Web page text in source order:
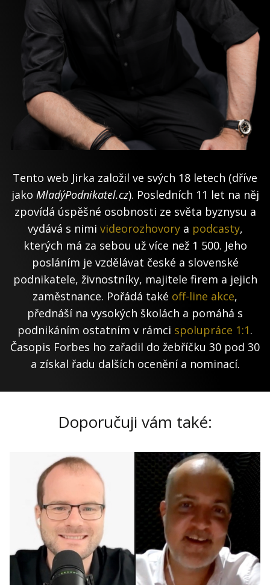
Tento web Jirka založil ve svých 18 letech (dříve
jako MladýPodnikatel.cz). Posledních 11 let na něj
zpovídá úspěšné osobnosti ze světa byznysu a
vydává s nimi videorozhovorya podcasty,
kterých má za sebou už více než 1 500. Jeho
posláním je vzdělávat české a slovenské
podnikatele, živnostníky, majitele firem a jejich
zaměstnance. Pořádá také off-line akce,
přednáší na vysokých školách a pomáhá s
podnikáním ostatním v rámci spolupráce 1:1.
Časopis Forbes ho zařadil do žebříčku 30 pod 30
a získal řadu dalších ocenění a nominací.
Doporučuji vám také: